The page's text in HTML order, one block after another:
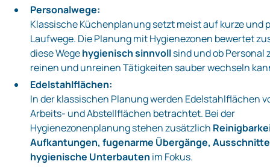
Personalwege:
Klassische Küchenplanung setzt meist auf kurze und
Laufwege. Die Planung mit Hygienezonen bewertet
diese Wegehygienisch sinnvollsind und ob Personal
reinen und unreinen Tätigkeiten sauber wechseln
Edelstahlflächen:
In der klassischen Planung werden Edelstahlflächen
Arbeits- und Abstellflächen betrachtet. Bei der
Hygienezonenplanung stehen zusätzlich
Aufkantungen, fugenarme Übergänge,
hygienische Unterbauten im Fokus.